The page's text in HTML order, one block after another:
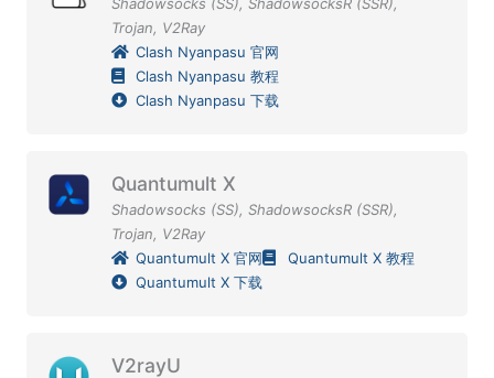
Trojan, V2Ray
Clash Nyanpasu 官网
Clash Nyanpasu 教程
Clash Nyanpasu 下载
Quantumult X
Shadowsocks (SS), ShadowsocksR (SSR),
Trojan, V2Ray
Quantumult X 官网
Quantumult X 教程
Quantumult X 下载
V2rayU